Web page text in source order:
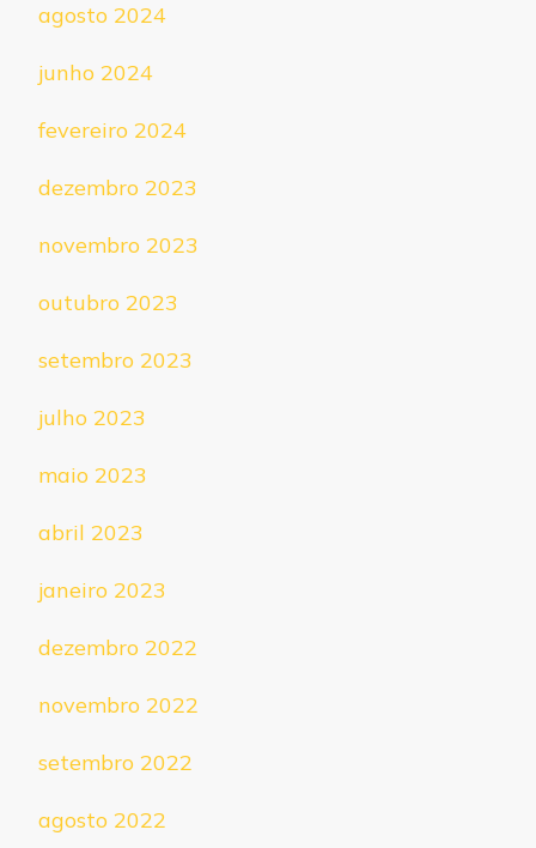
agosto 2024
junho 2024
fevereiro 2024
dezembro 2023
novembro 2023
outubro 2023
setembro 2023
julho 2023
maio 2023
abril 2023
janeiro 2023
dezembro 2022
novembro 2022
setembro 2022
agosto 2022